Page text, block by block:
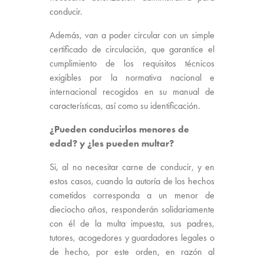
conducir.
Además, van a poder circular con un simple
certificado de circulación, que garantice el
cumplimiento de los requisitos técnicos
exigibles por la normativa nacional e
internacional recogidos en su manual de
características, así como su identificación.
¿Pueden conducirlos menores de
edad? y ¿les pueden multar?
Si, al no necesitar carne de conducir, y en
estos casos, cuando la autoría de los hechos
cometidos corresponda a un menor de
dieciocho años, responderán solidariamente
con él de la multa impuesta, sus padres,
tutores, acogedores y guardadores legales o
de hecho, por este orden, en razón al